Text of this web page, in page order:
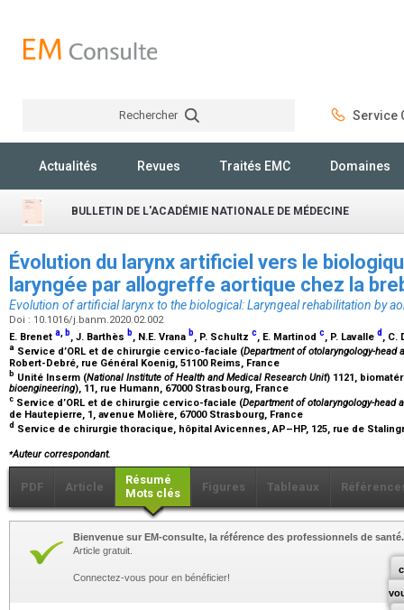
Rechercher Service
Actualités Revues Traités EMC Domaines
BULLETIN DE L'ACADÉMIE NATIONALE DE MÉDECINE
Évolution du larynx artificiel vers le
laryngée par allogreffe aortique chez la
Evolution of artificial larynx to the biological: Laryngeal rehabilitation by
Doi : 10.1016/j.banm.2020.02.002
E. Brenet a, b, J. Barthès b, N.E. Vrana b, P. Schultz c, E. Martinod c, P. Lavalle d , C.
a Service d’ORL et de chirurgie cervico-faciale (Department of otolaryngology-head
Robert-Debré, rue Général Koenig, 51100 Reims, France
b Unité Inserm (National Institute of Health and Medical Research Unit) 1121,
bioengineering), 11, rue Humann, 67000 Strasbourg, France
c Service d’ORL et de chirurgie cervico-faciale (Department of otolaryngology-head
de Hautepierre, 1, avenue Molière, 67000 Strasbourg, France
d Service de chirurgie thoracique, hôpital Avicennes, AP–HP, 125, rue de
⁎Auteur correspondant.
PDF Article
Résumé
Mots clés
Figures Tableaux
Bienvenue sur EM-consulte, la référence des professionnels de santé.
Article gratuit.
Connectez-vous pour en bénéficier!